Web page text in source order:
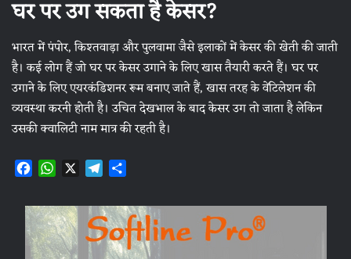
घर पर उग सकता है केसर?
भारत में पंपोर, किश्तवाड़ा और पुलवामा जैसे इलाकों में केसर की खेती की जाती
है। कई लोग हैं जो घर पर केसर उगाने के लिए खास तैयारी करते हैं। घर पर
उगाने के लिए एयरकंडिशनर रूम बनाए जाते हैं, खास तरह के वेंटिलेशन की
व्यवस्था करनी होती है। उचित देखभाल के बाद केसर उग तो जाता है लेकिन
उसकी क्वालिटी नाम मात्र की रहती है।
F
c
e
b
o
W
a
t
s
A
X T
l
e
g
r
a
r
e